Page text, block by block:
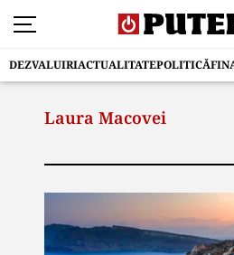
DEZVALUIRIACTUALITATEPOLITICĂ
Laura Macovei